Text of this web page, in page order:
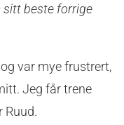
sitt beste forrige
var mye frustrert,
Jeg får trene
Ruud.